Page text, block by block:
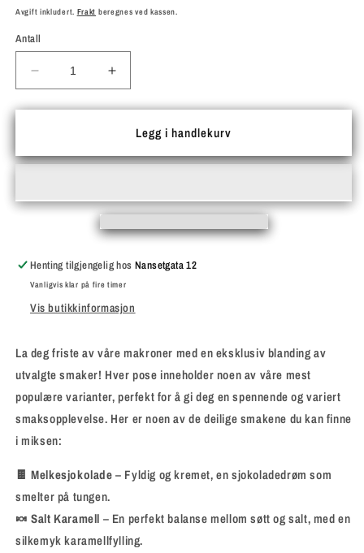
pris
Avgift inkludert. Frakt beregnes ved kassen.
Antall
antallet
for
Øk
antallet
for
Makron
Legg i handlekurv
Henting tilgjengelig hosNansetgata 12
Vanligvis klar på fire timer
Vis butikkinformasjon
La deg friste av våre makroner med en eksklusiv blanding av
utvalgte smaker! Hver pose inneholder noen av våre mest
populære varianter, perfekt for å gi deg en spennende og variert
smaksopplevelse. Her er noen av de deilige smakene du kan finne
i miksen:
🍫Melkesjokolade– Fyldig og kremet, en sjokoladedrøm som
smelter på tungen.
🍬Salt Karamell – En perfekt balanse mellom søtt og salt, med en
silkemyk karamellfylling.